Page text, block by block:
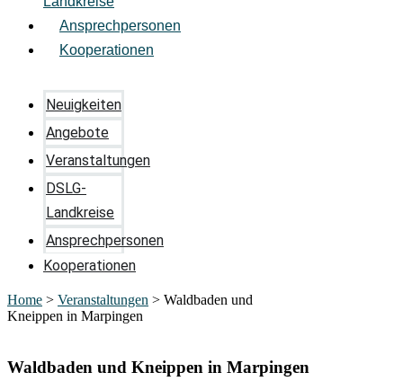
Ansprechpersonen
Kooperationen
Neuigkeiten
Angebote
Veranstaltungen
DSLG-
Landkreise
Ansprechpersonen
Kooperationen
Home > Veranstaltungen > Waldbaden und
Kneippen in Marpingen
Waldbaden und Kneippen in Marpingen